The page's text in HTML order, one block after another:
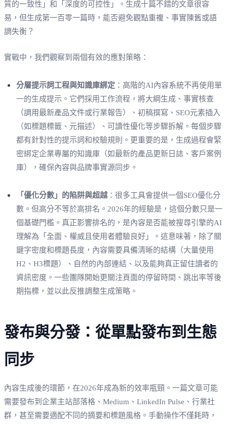
質的一致性」和「深度的可控性」。生成十篇不錯的文章很容
易，但生成第一百零一篇時，能否避免觀點重複、事實陳舊或語
調失衡？
實戰中，我們觀察到兩個有效的應對策略：
分層提示詞工程與知識庫綁定 ：高階的AI內容系統不再使用單
一的生成提示。它們採用工作流程，將大綱生成、事實核查
（調用最新產品文件或行業報告）、初稿撰寫、SEO元素插入
（如標題標籤、元描述）、可讀性優化等步驟拆解。每個步驟
都有針對性的提示詞和校驗規則。更重要的是，生成過程會緊
密綁定企業專屬的知識庫（如最新的產品更新日誌、客戶案例
庫），確保內容與品牌事實源同步。
「優化分數」的陷阱與超越 ：很多工具會提供一個SEO優化分
數。但高分不等於高排名。2026年的經驗是，這個分數只是一
個基礎門檻。真正影響排名的，是內容是否能被搜尋引擎的AI
理解為「全面、權威且使用者體驗良好」。這意味著，除了關
鍵字密度和標題長度，內容需要具備清晰的結構（大量使用
H2、H3標題）、自然的內部連結、以及能夠真正留住讀者的
資訊密度。一些團隊開始更關注頁面的停留時間、跳出率等後
期指標，並以此反推調整生成策略。
發布與分發：從單點發布到生態
同步
內容生成後的環節，在2026年成為新的效率瓶頸。一篇文章可能
需要發布到企業主站部落格、Medium、LinkedIn Pulse、行業社
群，甚至需要適配不同的摘要和標題風格。手動操作不僅耗時，